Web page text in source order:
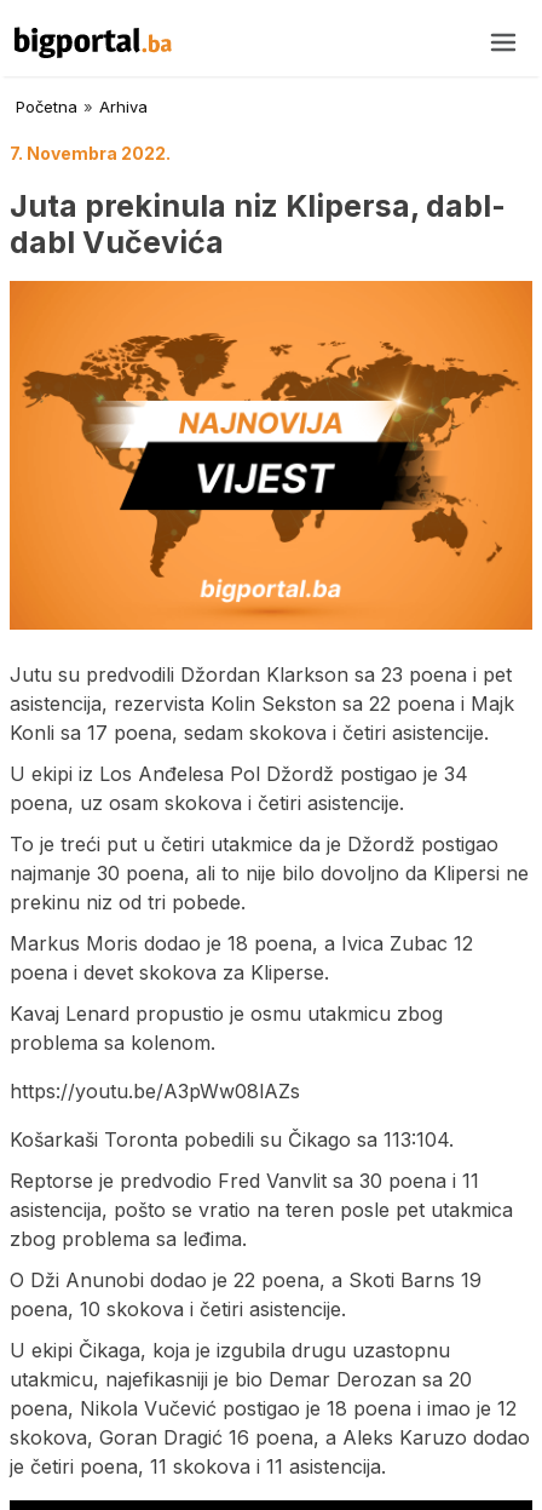
Početna » Arhiva
7. Novembra 2022.
Juta prekinula niz Klipersa, dabl-
dabl Vučevića
Jutu su predvodili Džordan Klarkson sa 23 poena i pet
asistencija, rezervista Kolin Sekston sa 22 poena i Majk
Konli sa 17 poena, sedam skokova i četiri asistencije.
U ekipi iz Los Anđelesa Pol Džordž postigao je 34
poena, uz osam skokova i četiri asistencije.
To je treći put u četiri utakmice da je Džordž postigao
najmanje 30 poena, ali to nije bilo dovoljno da Klipersi ne
prekinu niz od tri pobede.
Markus Moris dodao je 18 poena, a Ivica Zubac 12
poena i devet skokova za Kliperse.
Kavaj Lenard propustio je osmu utakmicu zbog
problema sa kolenom.
https://youtu.be/A3pWw08lAZs
Košarkaši Toronta pobedili su Čikago sa 113:104.
Reptorse je predvodio Fred Vanvlit sa 30 poena i 11
asistencija, pošto se vratio na teren posle pet utakmica
zbog problema sa leđima.
O Dži Anunobi dodao je 22 poena, a Skoti Barns 19
poena, 10 skokova i četiri asistencije.
U ekipi Čikaga, koja je izgubila drugu uzastopnu
utakmicu, najefikasniji je bio Demar Derozan sa 20
poena, Nikola Vučević postigao je 18 poena i imao je 12
skokova, Goran Dragić 16 poena, a Aleks Karuzo dodao
je četiri poena, 11 skokova i 11 asistencija.